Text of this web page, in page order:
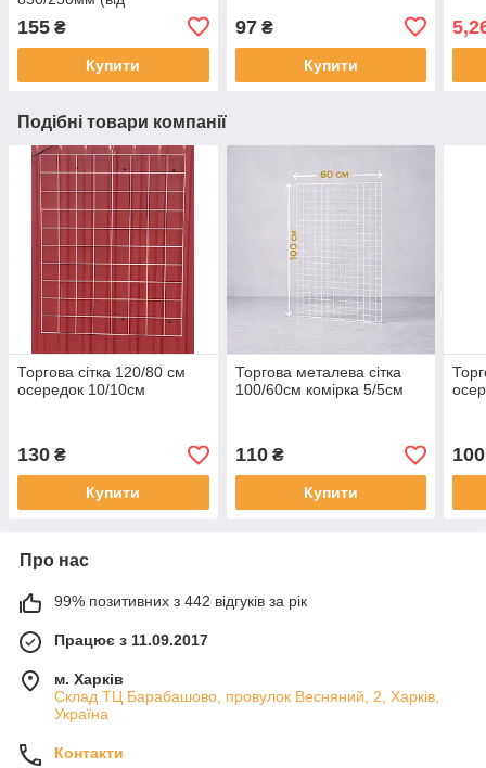
155 ₴
Купити
97₴
Купити
Подібні товари компанії
Торгова сітка 120/80 см
осередок 10/10см
130 ₴
Купити
Торгова металева сітка
100/60см комірка 5/5см
110₴
Купити
100
Про нас
99% позитивних з 442 відгуків за рік
Працює з 11.09.2017
м. Харків
Склад ТЦ Барабашово, провулок Весняний, 2, Харків,
Україна
Контакти